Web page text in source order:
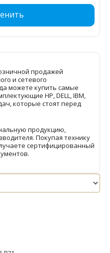
продажей
и сетевого
можете купить самые
HP, DELL, IBM,
которые стоят перед
продукцию,
Покупая технику
сертифицированный